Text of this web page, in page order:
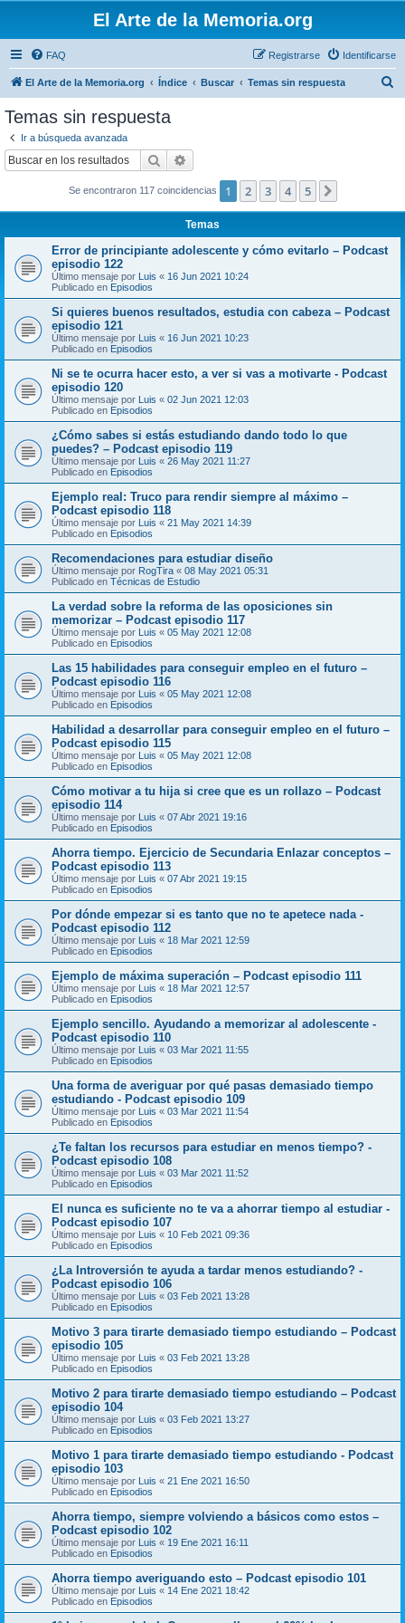
El Arte de la Memoria.org
FAQ Identificarse
Registrarse
El Arte de la Memoria.org Índice Buscar Temas sin respuesta
Temas sin respuesta
Ir a búsqueda avanzada
Buscar
Se encontraron 117 coincidencias 1 2 3 4 5
Temas
Error de principiante adolescente y cómo evitarlo – Podcast
episodio 122
Último mensaje por Luis « 16 Jun 2021 10:24
Publicado en Episodios
Si quieres buenos resultados, estudia con cabeza – Podcast
episodio 121
Último mensaje por Luis « 16 Jun 2021 10:23
Publicado en Episodios
Ni se te ocurra hacer esto, a ver si vas a motivarte - Podcast
episodio 120
Último mensaje por Luis « 02 Jun 2021 12:03
Publicado en Episodios
¿Cómo sabes si estás estudiando dando todo lo que
puedes? – Podcast episodio 119
Último mensaje por Luis « 26 May 2021 11:27
Publicado en Episodios
Ejemplo real: Truco para rendir siempre al máximo –
Podcast episodio 118
Último mensaje por Luis « 21 May 2021 14:39
Publicado en Episodios
Recomendaciones para estudiar diseño
Último mensaje por RogTira « 08 May 2021 05:31
Publicado en Técnicas de Estudio
La verdad sobre la reforma de las oposiciones sin
memorizar – Podcast episodio 117
Último mensaje por Luis « 05 May 2021 12:08
Publicado en Episodios
Las 15 habilidades para conseguir empleo en el futuro –
Podcast episodio 116
Último mensaje por Luis « 05 May 2021 12:08
Publicado en Episodios
Habilidad a desarrollar para conseguir empleo en el futuro –
Podcast episodio 115
Último mensaje por Luis « 05 May 2021 12:08
Publicado en Episodios
Cómo motivar a tu hija si cree que es un rollazo – Podcast
episodio 114
Último mensaje por Luis « 07 Abr 2021 19:16
Publicado en Episodios
Ahorra tiempo. Ejercicio de Secundaria Enlazar conceptos –
Podcast episodio 113
Último mensaje por Luis « 07 Abr 2021 19:15
Publicado en Episodios
Por dónde empezar si es tanto que no te apetece nada -
Podcast episodio 112
Último mensaje por Luis « 18 Mar 2021 12:59
Publicado en Episodios
Ejemplo de máxima superación – Podcast episodio 111
Último mensaje por Luis « 18 Mar 2021 12:57
Publicado en Episodios
Ejemplo sencillo. Ayudando a memorizar al adolescente -
Podcast episodio 110
Último mensaje por Luis « 03 Mar 2021 11:55
Publicado en Episodios
Una forma de averiguar por qué pasas demasiado tiempo
estudiando - Podcast episodio 109
Último mensaje por Luis « 03 Mar 2021 11:54
Publicado en Episodios
¿Te faltan los recursos para estudiar en menos tiempo? -
Podcast episodio 108
Último mensaje por Luis « 03 Mar 2021 11:52
Publicado en Episodios
El nunca es suficiente no te va a ahorrar tiempo al estudiar -
Podcast episodio 107
Último mensaje por Luis « 10 Feb 2021 09:36
Publicado en Episodios
¿La Introversión te ayuda a tardar menos estudiando? -
Podcast episodio 106
Último mensaje por Luis « 03 Feb 2021 13:28
Publicado en Episodios
Motivo 3 para tirarte demasiado tiempo estudiando – Podcast
episodio 105
Último mensaje por Luis « 03 Feb 2021 13:28
Publicado en Episodios
Motivo 2 para tirarte demasiado tiempo estudiando – Podcast
episodio 104
Último mensaje por Luis « 03 Feb 2021 13:27
Publicado en Episodios
Motivo 1 para tirarte demasiado tiempo estudiando - Podcast
episodio 103
Último mensaje por Luis « 21 Ene 2021 16:50
Publicado en Episodios
Ahorra tiempo, siempre volviendo a básicos como estos –
Podcast episodio 102
Último mensaje por Luis « 19 Ene 2021 16:11
Publicado en Episodios
Ahorra tiempo averiguando esto – Podcast episodio 101
Último mensaje por Luis « 14 Ene 2021 18:42
Publicado en Episodios